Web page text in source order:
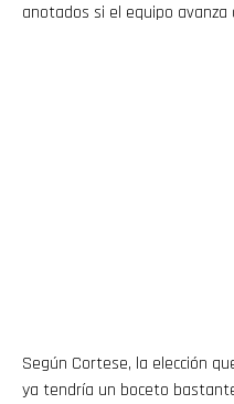
anotados si el equipo
Según Cortese, la elección
ya tendría un boceto